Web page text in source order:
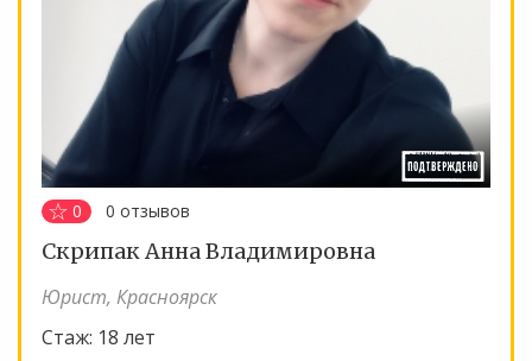
0 0 отзывов
Скрипак Анна Владимировна
Юрист, Красноярск
Стаж: 18 лет